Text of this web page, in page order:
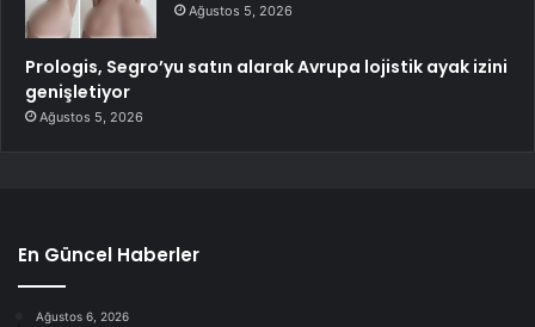
Ağustos 5, 2026
Prologis, Segro’yu satın alarak Avrupa lojistik ayak izini
genişletiyor
Ağustos 5, 2026
En Güncel Haberler
Ağustos 6, 2026